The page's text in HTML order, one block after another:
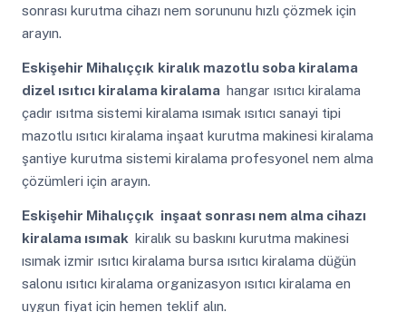
sonrası kurutma cihazı nem sorununu hızlı çözmek için
arayın.
Eskişehir Mihalıççık kiralık mazotlu soba kiralama
dizel ısıtıcı kiralama kiralama hangar ısıtıcı kiralama
çadır ısıtma sistemi kiralama ısımak ısıtıcı sanayi tipi
mazotlu ısıtıcı kiralama inşaat kurutma makinesi kiralama
şantiye kurutma sistemi kiralama profesyonel nem alma
çözümleri için arayın.
Eskişehir Mihalıççık inşaat sonrası nem alma cihazı
kiralama ısımak kiralık su baskını kurutma makinesi
ısımak izmir ısıtıcı kiralama bursa ısıtıcı kiralama düğün
salonu ısıtıcı kiralama organizasyon ısıtıcı kiralama en
uygun fiyat için hemen teklif alın.